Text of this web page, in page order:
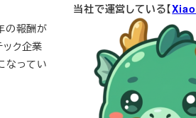
の報酬が
ク企業
なってい
当社で運営している【